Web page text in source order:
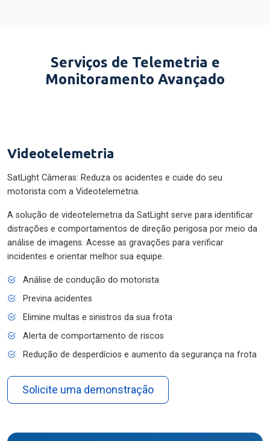
Serviços de Telemetria e
Monitoramento Avançado
Videotelemetria
SatLight Câmeras: Reduza os acidentes e cuide do seu
motorista com a Videotelemetria.
A solução de videotelemetria da SatLight serve para identificar
distrações e comportamentos de direção perigosa por meio da
análise de imagens. Acesse as gravações para verificar
incidentes e orientar melhor sua equipe.
Análise de condução do motorista
Previna acidentes
Elimine multas e sinistros da sua frota
Alerta de comportamento de riscos
Redução de desperdícios e aumento da segurança na frota
Solicite uma demonstração